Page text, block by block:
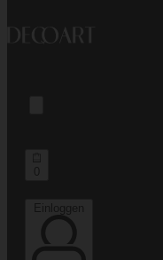
0
Einloggen
Einloggen